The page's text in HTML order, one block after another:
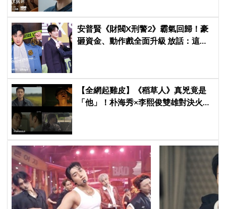
安普賢《財閥X刑警2》霸氣回歸！豪
砸資金、動作戲全面升級 放話：這次
【全網起雞皮】《稻草人》真兇竟是
「他」！朴海秀×李熙俊雙雄對決火花